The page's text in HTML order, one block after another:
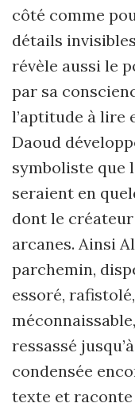
côté comme
détails
révèle aussi le
par sa
l’aptitude à lire
Daoud
symboliste que
seraient en
dont le
arcanes. Ainsi
parchemin,
essoré,
ressassé
condensée
texte et raconte